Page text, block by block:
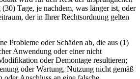
Tage, je nachdem, was länger ist, oder
der in Ihrer Rechtsordnung gelten
Probleme oder Schäden ab, die aus (1)
Anwendung oder einer nicht
oder Demontage resultieren;
oder Wartung, Nutzung nicht gemäß